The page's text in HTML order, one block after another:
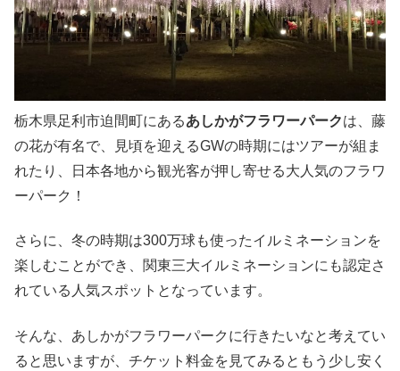
栃木県足利市迫間町にあるあしかがフラワーパークは、藤
の花が有名で、見頃を迎えるGWの時期にはツアーが組ま
れたり、日本各地から観光客が押し寄せる大人気のフラワ
ーパーク！
さらに、冬の時期は300万球も使ったイルミネーションを
楽しむことができ、関東三大イルミネーションにも認定さ
れている人気スポットとなっています。
そんな、あしかがフラワーパークに行きたいなと考えてい
ると思いますが、チケット料金を見てみるともう少し安く